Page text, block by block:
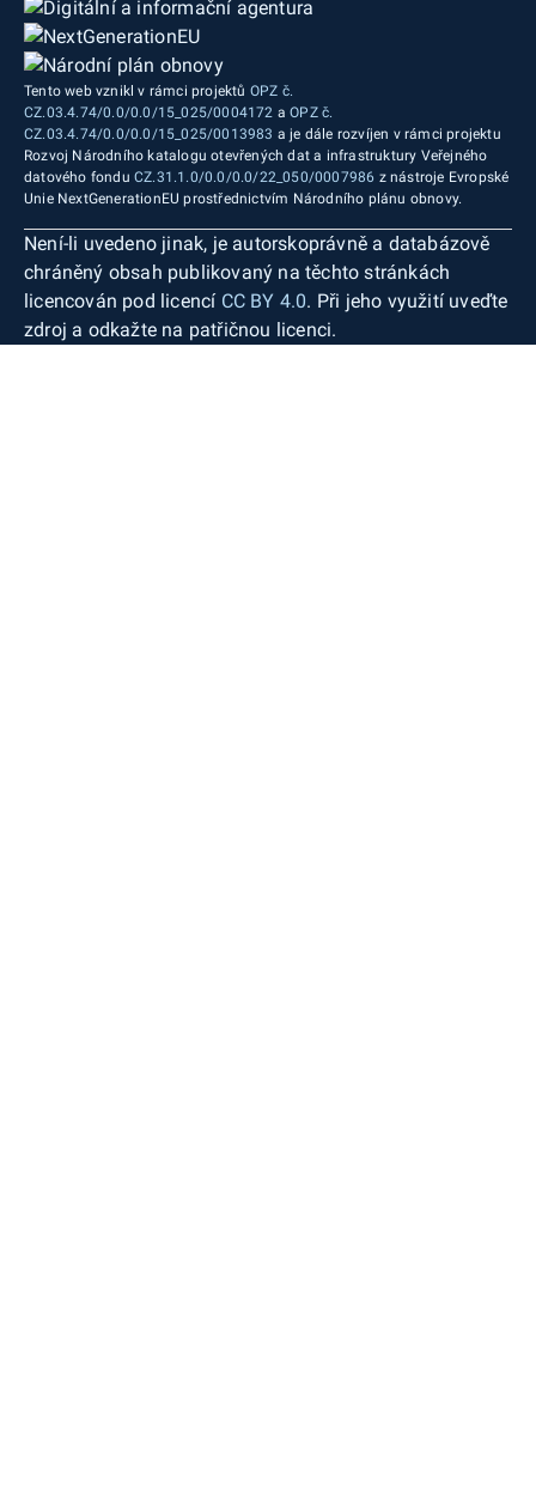
Tento web vznikl v rámci projektů OPZ č.
CZ.03.4.74/0.0/0.0/15_025/0004172 aOPZ č.
CZ.03.4.74/0.0/0.0/15_025/0013983 a je dále rozvíjen v rámci projektu
Rozvoj Národního katalogu otevřených dat a infrastruktury Veřejného
datového fondu CZ.31.1.0/0.0/0.0/22_050/0007986 z nástroje Evropské
Unie NextGenerationEU prostřednictvím Národního plánu obnovy.
Není-li uvedeno jinak, je autorskoprávně a databázově
chráněný obsah publikovaný na těchto stránkách
licencován pod licencí CC BY 4.0. Při jeho využití uveďte
zdroj a odkažte na patřičnou licenci.